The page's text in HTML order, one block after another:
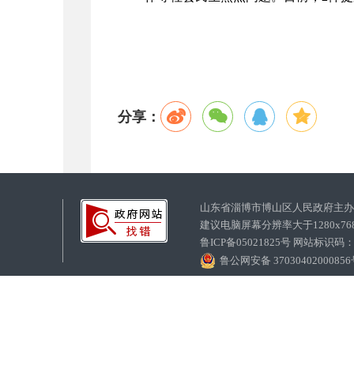
分享：
山东省淄博市博山区人民政府
建议电脑屏幕分辨率大于
鲁ICP备05021825号 网站标识码
鲁公网安备 37030402000856